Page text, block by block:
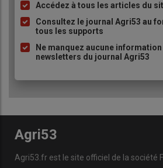
Liste
à
puce
Accédez à tous les articles du
Consultez le journal Agri53 au
tous les supports
Ne manquez aucune
newsletters du journal Agri53
Agri53
Agri53.fr est le site officiel de la société